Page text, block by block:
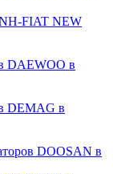
FIAT NEW
DAEWOO в
DEMAG в
DOOSAN в